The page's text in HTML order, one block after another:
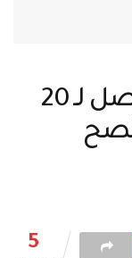
بعد توقعات الاصابات تصل لـ 20
5